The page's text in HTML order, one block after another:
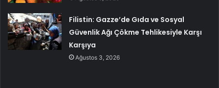
Filistin: Gazze’de Gıda ve Sosyal
Güvenlik Ağı Çökme Tehlikesiyle Karşı
Karşıya
Ağustos 3, 2026